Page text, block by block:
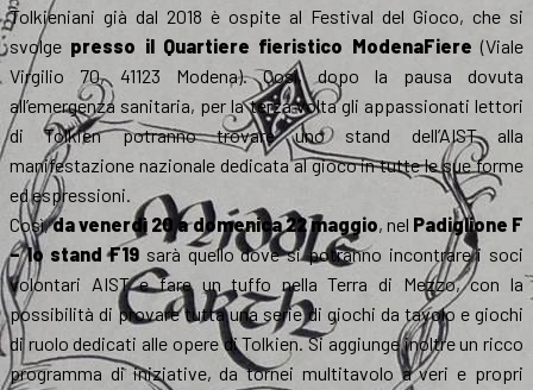
Tolkieniani già dal 2018 è ospite al Festival del Gioco, che si
svolge presso il Quartiere fieristico ModenaFiere (Viale
Virgilio 70, 41123 Modena). Così, dopo la pausa dovuta
all’emergenza sanitaria, per la terza volta gli appassionati lettori
di Tolkien potranno trovare uno stand dell’AIST alla
manifestazione nazionale dedicata al gioco in tutte le sue forme
ed espressioni.
Così,da venerdì 20 a domenica 22 maggio, nel Padiglione F
– lo stand F19 sarà quello dove si potranno incontrare i soci
volontari AIST e fare un tuffo nella Terra di Mezzo, con la
possibilità di provare tutta una serie di giochi da tavolo e giochi
di ruolo dedicati alle opere di Tolkien. Si aggiunge inoltre un ricco
programma di iniziative, da tornei multitavolo a veri e propri